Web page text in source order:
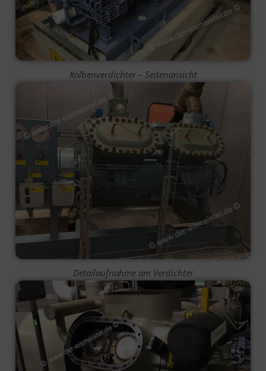
Kolbenverdichter – Seitenansicht
Detailaufnahme am Verdichter